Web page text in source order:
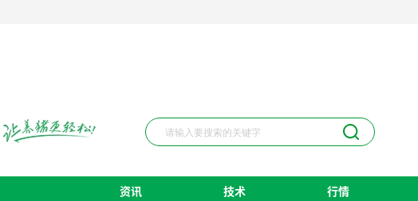
资讯 技术 行情